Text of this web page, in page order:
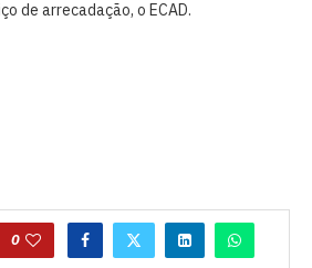
de arrecadação, o ECAD.
0